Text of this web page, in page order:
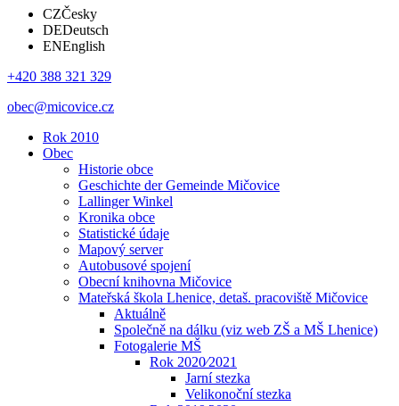
CZČesky
DEDeutsch
ENEnglish
+420 388 321 329
obec@micovice.cz
Rok 2010
Obec
Historie obce
Geschichte der Gemeinde Mičovice
Lallinger Winkel
Kronika obce
Statistické údaje
Mapový server
Autobusové spojení
Obecní knihovna Mičovice
Mateřská škola Lhenice, detaš. pracoviště Mičovice
Aktuálně
Společně na dálku (viz web ZŠ a MŠ Lhenice)
Fotogalerie MŠ
Rok 2020⁄2021
Jarní stezka
Velikonoční stezka